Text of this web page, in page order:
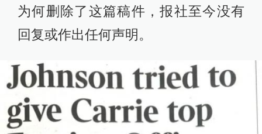
为何删除了这篇稿件，报社至今没有
回复或作出任何声明。